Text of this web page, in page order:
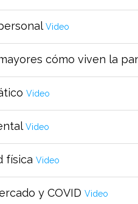
Video
cómo viven la
Video
Video
física Video
y COVID Video